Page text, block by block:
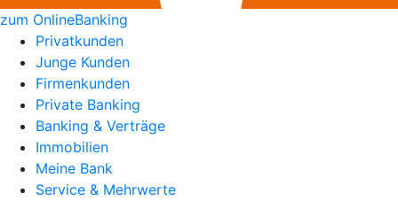
zum OnlineBanking
Privatkunden
Junge Kunden
Firmenkunden
Private Banking
Banking & Verträge
Immobilien
Meine Bank
Service & Mehrwerte